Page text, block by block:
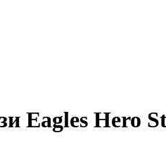
Eagles Hero